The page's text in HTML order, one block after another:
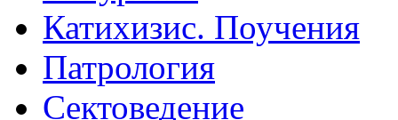
Катихизис. Поучения
Патрология
Сектоведение